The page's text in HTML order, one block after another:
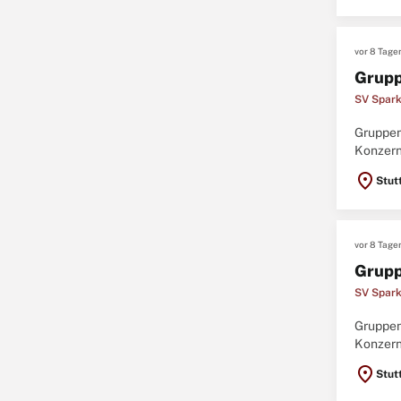
vor 8
SV
location_on
vor 8
SV
location_on